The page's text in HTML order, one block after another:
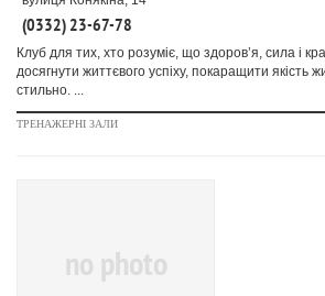
(0332) 23-67-78
Клуб для тих, хто розуміє, що здоров’я, сила і
досягнути життєвого успіху, покаращити якість
стильно. ...
ТРЕНАЖЕРНІ ЗАЛИ
no photo